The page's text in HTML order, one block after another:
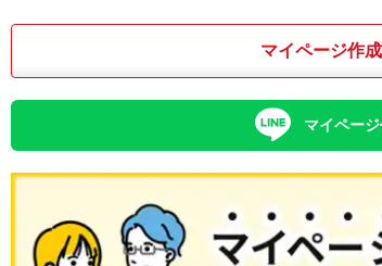
マイページ作
マイペー